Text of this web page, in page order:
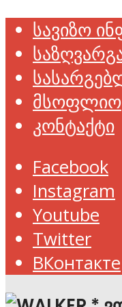
სავიზო
მსოფლიო
კონტაქტი
Facebook
Instagram
Youtube
Twitter
ВКонтакте